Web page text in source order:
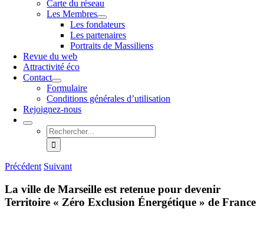
Carte du réseau
Les Membres
Les fondateurs
Les partenaires
Portraits de Massiliens
Revue du web
Attractivité éco
Contact
Formulaire
Conditions générales d’utilisation
Rejoignez-nous
Rechercher:
Précédent Suivant
La ville de Marseille est retenue pour devenir
Territoire « Zéro Exclusion Énergétique » de France